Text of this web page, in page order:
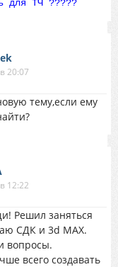
для ТЧ ?????
20:07
тему,если ему
12:22
Решил заняться
СДК и 3d МАХ.
вопросы.
всего создавать